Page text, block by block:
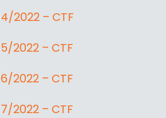
2022 – CTF
2022 – CTF
2022 – CTF
2022 – CTF